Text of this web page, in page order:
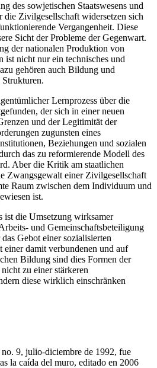
des sowjetischen Staatswesens und
die Zivilgesellschaft widersetzen sich
Vergangenheit. Diese
Sicht der Probleme der Gegenwart.
der nationalen Produktion von
ist nicht nur ein technisches und
gehören auch Bildung und
Lernprozess über die
der sich in einer neuen
und der Legitimität der
zugunsten eines
Beziehungen und sozialen
das zu reformierende Modell des
Aber die Kritik am staatlichen
Zwangsgewalt einer Zivilgesellschaft
Raum zwischen dem Individuum und
ist.
ist die Umsetzung wirksamer
und Gemeinschaftsbeteiligung
Gebot einer sozialisierten
einer damit verbundenen und auf
Bildung sind dies Formen der
zu einer stärkeren
diese wirklich einschränken
9, julio-diciembre de 1992, fue
la caída del muro, editado en 2006